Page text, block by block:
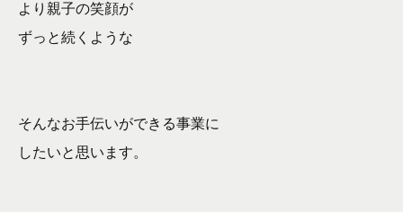
より親子の笑顔が
ずっと続くような
そんなお手伝いができる事業に
したいと思います。